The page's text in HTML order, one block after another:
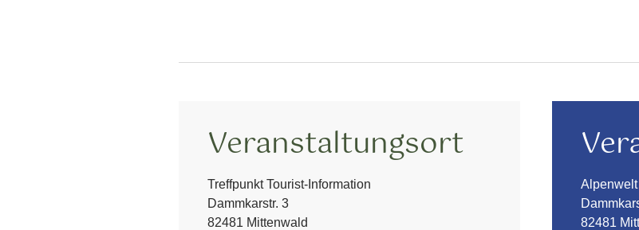
Veranstaltungsort
Treffpunkt Tourist-Information
Dammkarstr. 3
82481 Mittenwald
Alpenwelt
82481